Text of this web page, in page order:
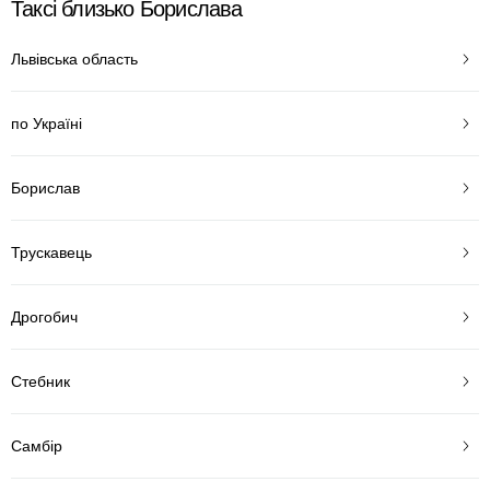
Таксі близько Борислава
Львівська область
по Україні
Борислав
Трускавець
Дрогобич
Стебник
Самбір